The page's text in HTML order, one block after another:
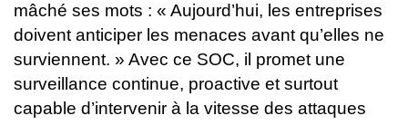
mâché ses mots : « Aujourd’hui, les entreprises
doivent anticiper les menaces avant qu’elles ne
surviennent. » Avec ce SOC, il promet une
surveillance continue, proactive et surtout
capable d’intervenir à la vitesse des attaques